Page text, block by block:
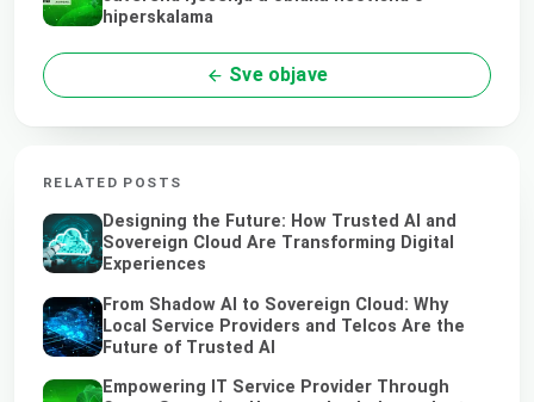
hiperskalama
Sve objave
RELATED POSTS
Designing the Future: How Trusted AI and
Sovereign Cloud Are Transforming Digital
Experiences
From Shadow AI to Sovereign Cloud: Why
Local Service Providers and Telcos Are the
Future of Trusted AI
Empowering IT Service Provider Through